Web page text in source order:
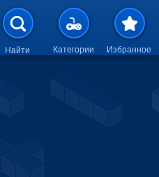
Перейти к основному
Найти Категории Избранное